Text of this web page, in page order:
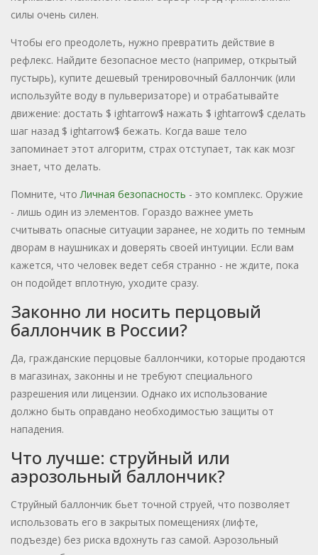
силы очень силен.
Чтобы его преодолеть, нужно превратить действие в
рефлекс. Найдите безопасное место (например, открытый
пустырь), купите дешевый тренировочный баллончик (или
используйте воду в пульверизаторе) и отрабатывайте
движение: достать $ ightarrow$ нажать $ ightarrow$ сделать
шаг назад $ ightarrow$ бежать. Когда ваше тело
запоминает этот алгоритм, страх отступает, так как мозг
знает, что делать.
Помните, чтоЛичная безопасность - это комплекс. Оружие
- лишь один из элементов. Гораздо важнее уметь
считывать опасные ситуации заранее, не ходить по темным
дворам в наушниках и доверять своей интуиции. Если вам
кажется, что человек ведет себя странно - не ждите, пока
он подойдет вплотную, уходите сразу.
Законно ли носить перцовый
баллончик в России?
Да, гражданские перцовые баллончики, которые продаются
в магазинах, законны и не требуют специального
разрешения или лицензии. Однако их использование
должно быть оправдано необходимостью защиты от
нападения.
Что лучше: струйный или
аэрозольный баллончик?
Струйный баллончик бьет точной струей, что позволяет
использовать его в закрытых помещениях (лифте,
подъезде) без риска вдохнуть газ самой. Аэрозольный